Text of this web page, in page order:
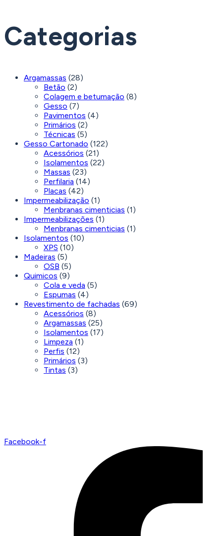
Categorias
Argamassas (28)
Betão (2)
Colagem e betumação (8)
Gesso (7)
Pavimentos (4)
Primários (2)
Técnicas (5)
Gesso Cartonado (122)
Acessórios (21)
Isolamentos (22)
Massas (23)
Perfilaria (14)
Placas (42)
Impermeabilização (1)
Menbranas cimenticias (1)
Impermeabilizações (1)
Menbranas cimenticias (1)
Isolamentos (10)
XPS (10)
Madeiras (5)
OSB (5)
Quimicos (9)
Cola e veda (5)
Espumas (4)
Revestimento de fachadas (69)
Acessórios (8)
Argamassas (25)
Isolamentos (17)
Limpeza (1)
Perfis (12)
Primários (3)
Tintas (3)
Facebook-f